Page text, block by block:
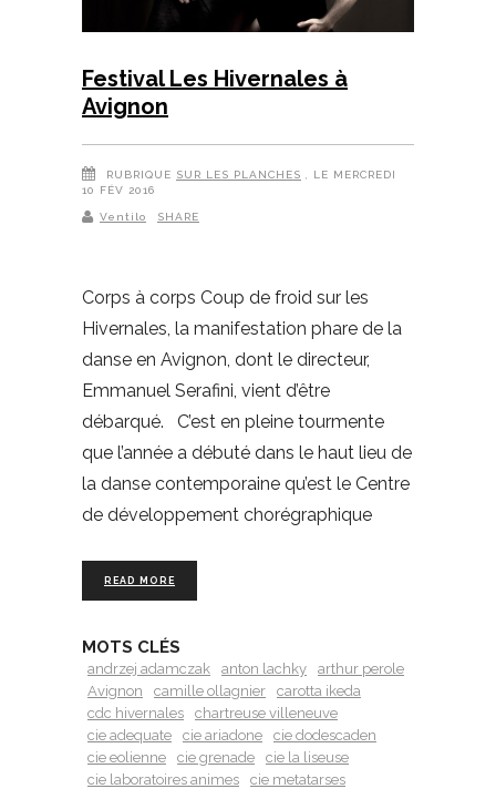
Festival Les Hivernales à
Avignon
RUBRIQUE SUR LES PLANCHES
, LE MERCREDI
10 FÉV 2016
Ventilo SHARE
Corps à corps Coup de froid sur les
Hivernales, la manifestation phare de la
danse en Avignon, dont le directeur,
Emmanuel Serafini, vient d’être
débarqué. C’est en pleine tourmente
que l’année a débuté dans le haut lieu de
la danse contemporaine qu’est le Centre
de développement chorégraphique
READ MORE
MOTS CLÉS
andrzej adamczak anton lachky
arthur perole
Avignon
camille ollagnier
carotta ikeda
cdc hivernales
chartreuse villeneuve
cie adequate
cie ariadone
cie dodescaden
cie eolienne
cie grenade
cie la liseuse
cie laboratoires animes
cie metatarses